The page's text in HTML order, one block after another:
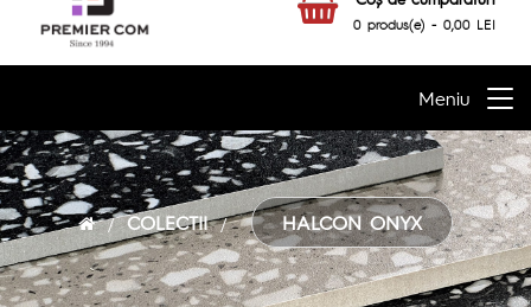
0 produs(e) - 0,00 LEI
Meniu
COLECTII HALCON ONYX